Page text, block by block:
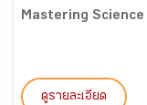
Mastering Science
ดูรายละเอียด